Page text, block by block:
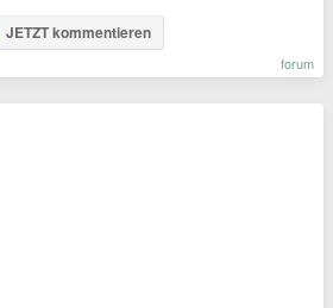
JETZT kommentieren
forum